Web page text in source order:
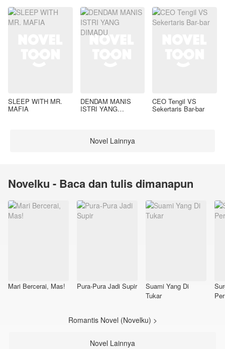
SLEEP WITH MR.
MAFIA
DENDAM MANIS
ISTRI YANG
CEO Tengil VS
Sekertaris Bar-bar
Novel Lainnya
Novelku - Baca dan tulis dimanapun
Mari Bercerai, Mas! Pura-Pura Jadi Supir
Suami Yang Di
Tukar
Romantis Novel (Novelku) >
Novel Lainnya